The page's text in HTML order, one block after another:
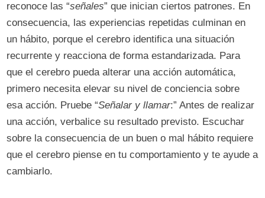
reconoce las “señales” que inician ciertos patrones. En
consecuencia, las experiencias repetidas culminan en
un hábito, porque el cerebro identifica una situación
recurrente y reacciona de forma estandarizada. Para
que el cerebro pueda alterar una acción automática,
primero necesita elevar su nivel de conciencia sobre
esa acción. Pruebe “Señalar y llamar:” Antes de realizar
una acción, verbalice su resultado previsto. Escuchar
sobre la consecuencia de un buen o mal hábito requiere
que el cerebro piense en tu comportamiento y te ayude a
cambiarlo.